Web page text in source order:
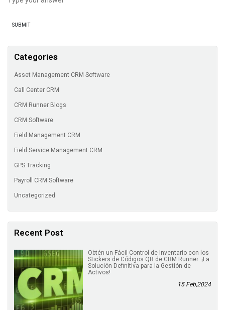
Categories
Asset Management CRM Software
Call Center CRM
CRM Runner Blogs
CRM Software
Field Management CRM
Field Service Management CRM
GPS Tracking
Payroll CRM Software
Uncategorized
Recent Post
Obtén un Fácil Control de Inventario con los
Stickers de Códigos QR de CRM Runner: ¡La
Solución Definitiva para la Gestión de
Activos!
15 Feb,2024